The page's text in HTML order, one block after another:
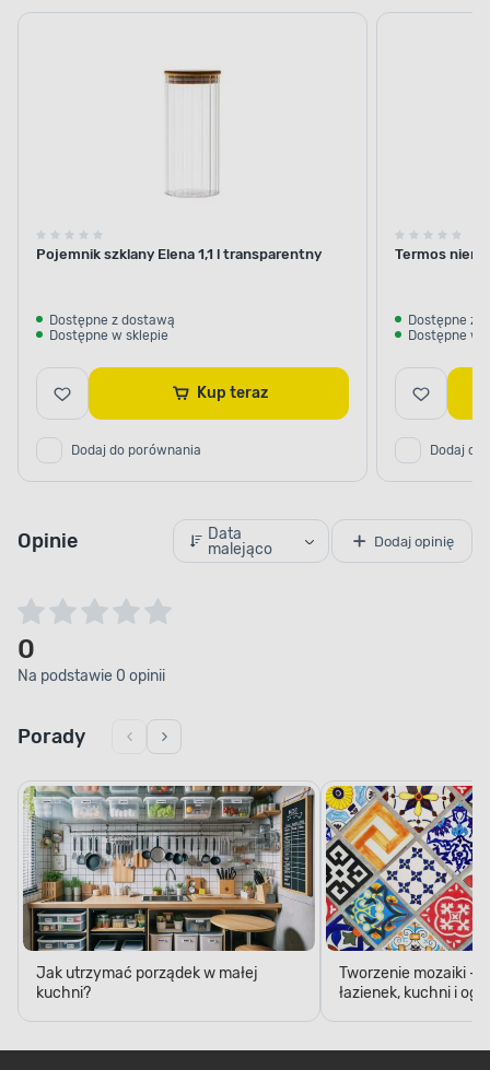
szklane termiczne i
Pojemnik szklany Elena 1,1 l transparentny
Dostępne z dostawą
Dostępne w sklepie
Kup teraz
Dodaj do porównania
Termos
Dostępne z
Dostępne w
Dodaj do
Opinie
Data
malejąco
Dodaj opinię
0
Na podstawie 0 opinii
Porady
Jak utrzymać porządek w małej
kuchni?
Tworzenie mozaiki -
łazienek, kuchni i